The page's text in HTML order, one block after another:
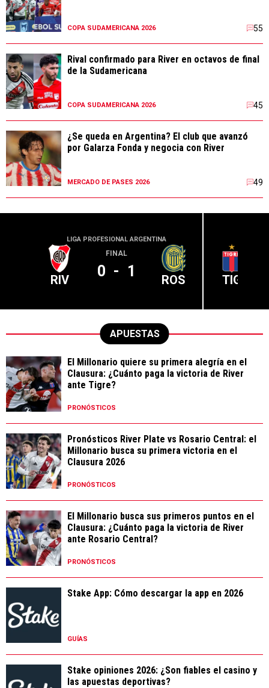
COPA SUDAMERICANA 2026 55
Rival confirmado para River en octavos de final
de la Sudamericana
COPA SUDAMERICANA 2026 45
¿Se queda en Argentina? El club que avanzó
por Galarza Fonda y negocia con River
MERCADO DE PASES 2026 49
LIGA PROFESIONAL ARGENTINA
RIV
FINAL
0 - 1 ROS TIG
APUESTAS
El Millonario quiere su primera alegría en el
Clausura: ¿Cuánto paga la victoria de River
ante Tigre?
PRONÓSTICOS
Pronósticos River Plate vs Rosario Central: el
Millonario busca su primera victoria en el
Clausura 2026
PRONÓSTICOS
El Millonario busca sus primeros puntos en el
Clausura: ¿Cuánto paga la victoria de River
ante Rosario Central?
PRONÓSTICOS
Stake App: Cómo descargar la app en 2026
GUÍAS
Stake opiniones 2026: ¿Son fiables el casino y
las apuestas deportivas?